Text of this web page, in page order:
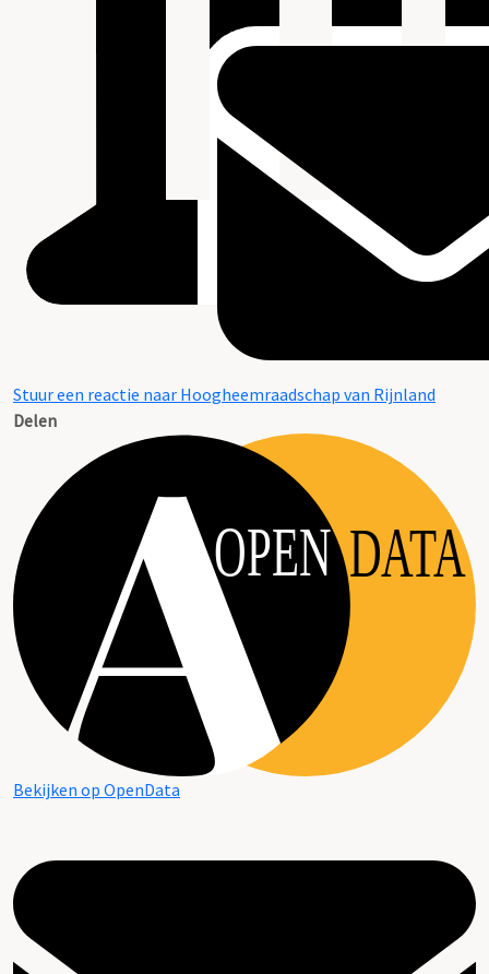
Stuur een reactie naar Hoogheemraadschap van Rijnland
Delen
OPEN DATA
Bekijken op OpenData